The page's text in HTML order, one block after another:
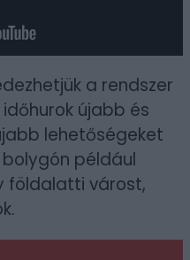
a rendszer
újabb és
lehetőségeket
például
földalatti várost,